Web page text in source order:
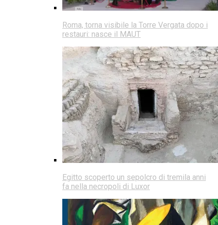
Roma, torna visibile la Torre Vergata dopo i
restauri: nasce il MAUT
Egitto scoperto un sepolcro di tremila anni
fa nella necropoli di Luxor